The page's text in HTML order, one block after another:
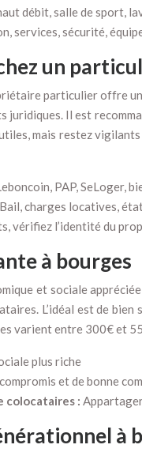
débit, salle de sport,
services, sécurité,
un
particulier offre
juridiques. Il est
mais restez
PAP, SeLoger,
Bail, charges locatives,
vérifiez l’identité du
à bourges
et sociale
L’idéal est de
varient entre 300€ et
plus riche
et de bonne
colocataires :
à